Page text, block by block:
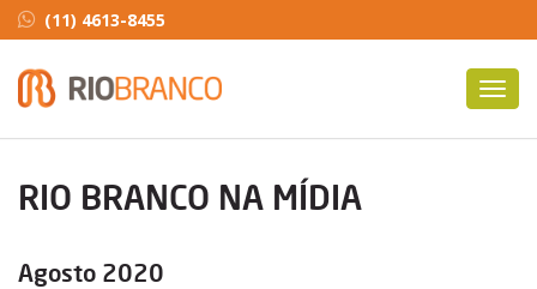
(11) 4613-8455
RIO BRANCO NA MÍDIA
Agosto 2020